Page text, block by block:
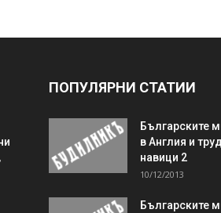
ПОПУЛЯРНИ СТАТИИ
Българските
в Англия и
навици 2
10/12/2013
Българските